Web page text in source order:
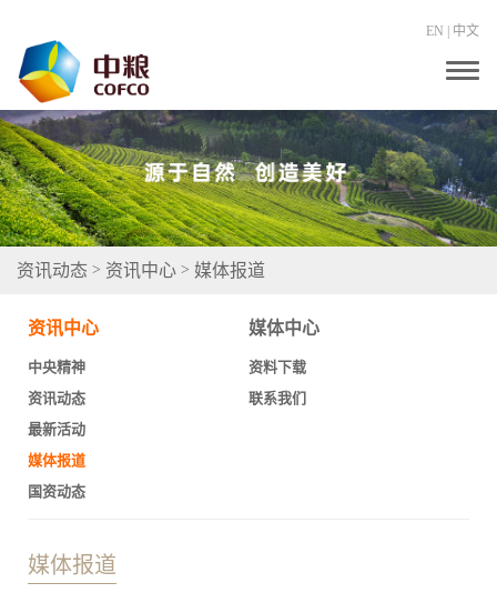
EN 中文
T
g
g
e
n
a
v
i
资讯动态 > 资讯中心 > 媒体报道
资讯中心
中央精神
资讯动态
最新活动
媒体报道
国资动态
媒体中心
资料下载
联系我们
媒体报道